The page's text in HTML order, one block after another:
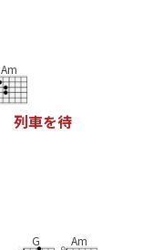
Am
列車を待
G Am